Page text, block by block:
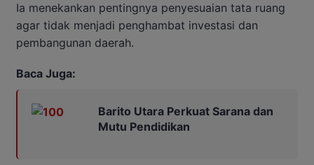
Ia menekankan pentingnya penyesuaian tata ruang
agar tidak menjadi penghambat investasi dan
pembangunan daerah.
Baca Juga:
Barito Utara Perkuat Sarana dan
Mutu Pendidikan